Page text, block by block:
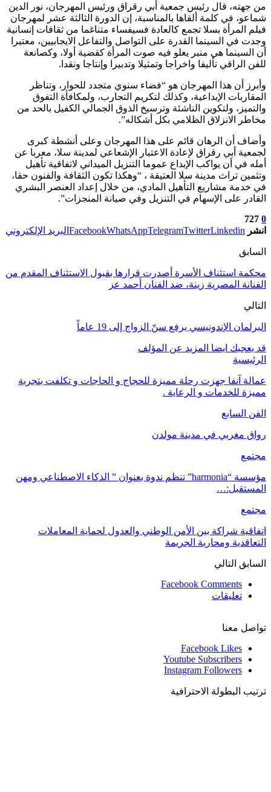
من جهته، قال رئيس جمعية أبي رقراق ورئيس المهرجان، نور الدين
شماعو، في كلمة ألقاها بالمناسبة، إن الدورة الثالثة عشر لمهرجان
فيلم المرأة بسلا تجمع كالعادة فسيفساء متناغما من ثقافات إنسانية
وجدت في السينما القدرة على التواصل والتفاعل الايجابيين، معتبرا
أن السينما هي منبر يعلو فيه صوت المرأة كقضية أولا، وكصانعة
للفن الراقي تأليفا واخراجا وتمثيلا وتدبيرا وإنتاجا ونقدا.
وأبرز أن هذا المهرجان هو “فضاء سنوي متجدد للحوار، وتناظر
المقاربات الإبداعية، وكذلك لتكريم التجارب، ولمكافأة التفوق
والتميز، ولتكوين الناشئة وترسيخ الذوق الجمالي الكفيل بالحد من
مخاطر الانزلاق الظلامي بكل أشكاله”.
وأضاف أن الرهان قائم على هذا المهرجان وعلى أنشطة كبرى
لجمعية أبي رقراق لإعادة الاعتبار الإشعاعي لمدينة سلا، معربا عن
أمله في أن يواكب الإبداع عموما التنزيل الميداني لاتفاقية تأهيل
وتثمين تراث مدينة سلا العتيقة ، “وهكذا تكون الثقافة والفنون حقا،
في خدمة مشاريع التأهيل المادي، من خلال إعداد العنصر البشري
القادر على الإسهام في التنزيل وفي صيانة المنجزات”.
0
727
انشر
FacebookWhatsAppTelegramTwitterLinkedin البريد الإلكتروني
السابق
محكمة استئناف الأسرة أصدرت قرارها بقبول الاستئناف المقدم من
الفنانة المصرية زينة، ضد الفنان أحمد عز
التالي
البرلمان الإندونيسي يرفع سنّ الزواج إلى 19 عاماً
قد يعجبك ايضا المزيد عن المؤلف
الرئيسية
عمالة آنفا جهزت رحلة مميزة للحجاج و الحاجات و تكلفت بتجربة
مميزة للخدمات و الرعاية .
الفن السابع
رواق مغربي في مدينة مولدن
مجتمع
مؤسسة “harmonia” تنظم ندوة بعنوان ” الذكاء الاصطناعي ومهن
المستقبل:…
مجتمع
اتفاقية شراكة بين الأمن الوطني والعدول لحماية المعاملات
التعاقدية ومحاربة الجريمة
السابق التالي
Facebook Comments
تعليقات
تواصل معنا
Facebook Likes
Youtube Subscribers
Instagram Followers
ترتيب البطولة الاحترافية